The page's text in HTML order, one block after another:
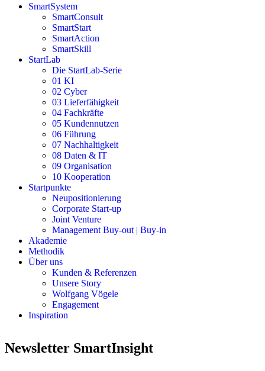
SmartSystem
SmartConsult
SmartStart
SmartAction
SmartSkill
StartLab
Die StartLab-Serie
01 KI
02 Cyber
03 Lieferfähigkeit
04 Fachkräfte
05 Kundennutzen
06 Führung
07 Nachhaltigkeit
08 Daten & IT
09 Organisation
10 Kooperation
Startpunkte
Neupositionierung
Corporate Start-up
Joint Venture
Management Buy-out | Buy-in
Akademie
Methodik
Über uns
Kunden & Referenzen
Unsere Story
Wolfgang Vögele
Engagement
Inspiration
Newsletter SmartInsight